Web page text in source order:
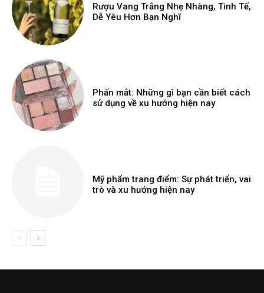
Rượu Vang Trắng Nhẹ Nhàng, Tinh Tế,
Dễ Yêu Hơn Bạn Nghĩ
Phấn mắt: Những gì bạn cần biết cách
sử dụng về xu hướng hiện nay
Mỹ phẩm trang điểm: Sự phát triển, vai
trò và xu hướng hiện nay